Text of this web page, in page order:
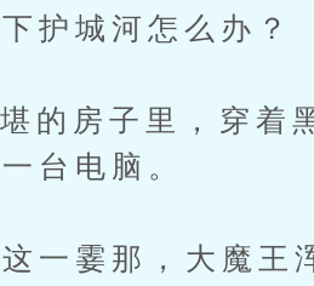
护城河怎么办？
子里，穿着黑
台电脑。
霎那，大魔王浑